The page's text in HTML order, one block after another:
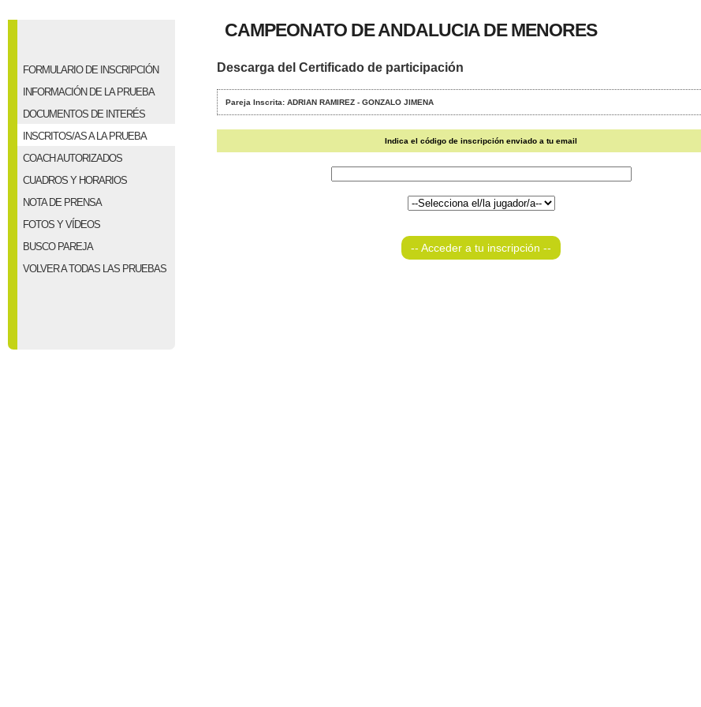
FORMULARIO DE INSCRIPCIÓN
INFORMACIÓN DE LA PRUEBA
DOCUMENTOS DE INTERÉS
INSCRITOS/AS A LA PRUEBA
COACH AUTORIZADOS
CUADROS Y HORARIOS
NOTA DE PRENSA
FOTOS Y VÍDEOS
BUSCO PAREJA
VOLVER A TODAS LAS PRUEBAS
CAMPEONATO DE ANDALUCIA DE MENORES
Descarga del Certificado de participación
Pareja Inscrita: ADRIAN RAMIREZ - GONZALO JIMENA
Indica el código de inscripción enviado a tu email
-- Acceder a tu inscripción --